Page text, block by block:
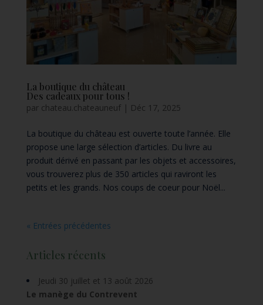
La boutique du château
Des cadeaux pour tous !
par chateau.chateauneuf| Déc 17, 2025
La boutique du château est ouverte toute l’année. Elle
propose une large sélection d’articles. Du livre au
produit dérivé en passant par les objets et accessoires,
vous trouverez plus de 350 articles qui raviront les
petits et les grands. Nos coups de coeur pour Noël...
« Entrées précédentes
Articles récents
Jeudi 30 juillet et 13 août 2026
Le manège du Contrevent